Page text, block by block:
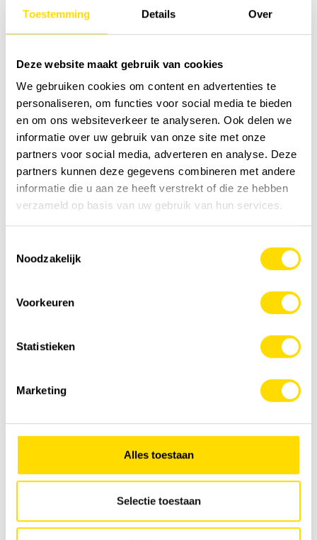
Toestemming Details Over
Deze website maakt gebruik van cookies
We gebruiken cookies om content en advertenties te
personaliseren, om functies voor social media te bieden
en om ons websiteverkeer te analyseren. Ook delen we
informatie over uw gebruik van onze site met onze
partners voor social media, adverteren en analyse. Deze
partners kunnen deze gegevens combineren met andere
informatie die u aan ze heeft verstrekt of die ze hebben
verzameld op basis van uw gebruik van hun services.
Noodzakelijk
Voorkeuren
Statistieken
Marketing
Alles toestaan
Selectie toestaan